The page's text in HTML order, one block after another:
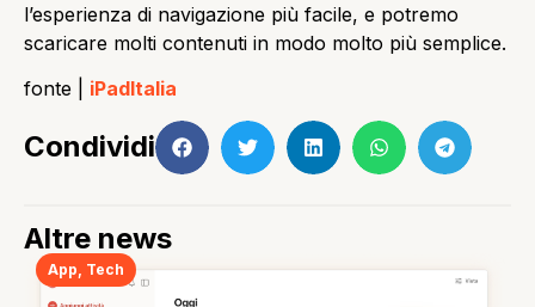
l’esperienza di navigazione più facile, e potremo
scaricare molti contenuti in modo molto più semplice.
fonte | iPadItalia
Condividi
Altre news
App Tech